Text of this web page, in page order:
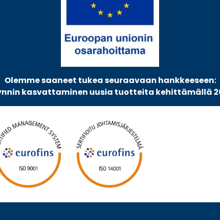
Olemme saaneet tukea seuraavaan hankkeeseen:
kasvattaminen uusia tuotteita kehittämällä